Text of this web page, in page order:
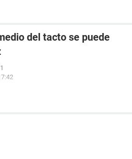
del tacto se puede